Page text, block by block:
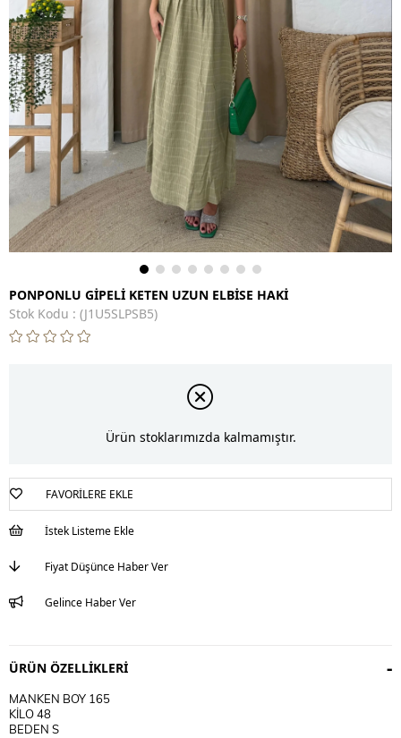
PONPONLU GİPELİ KETEN UZUN ELBİSE HAKİ
Stok Kodu
(J1U5SLPSB5)
Ürün stoklarımızda kalmamıştır.
FAVORILERE EKLE
İstek Listeme Ekle
Fiyat Düşünce Haber Ver
Gelince Haber Ver
ÜRÜN ÖZELLIKLERI
MANKEN BOY 165
KİLO 48
BEDEN S